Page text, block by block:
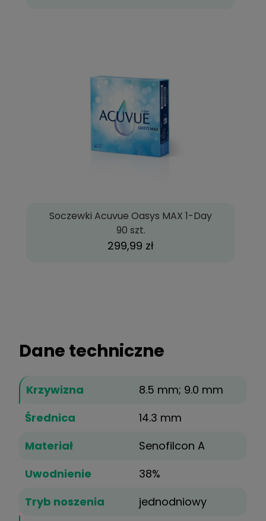
Soczewki Acuvue Oasys MAX 1-Day
90 szt.
299,99 zł
Dane techniczne
Krzywizna
8.5 mm; 9.0 mm
Średnica
14.3 mm
Materiał
Senofilcon A
Uwodnienie
38%
Tryb noszenia
jednodniowy